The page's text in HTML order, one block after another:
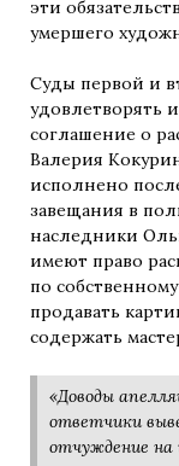
эти
умершего
Суды первой и
удовлетворять
соглашение о
Валерия
исполнено
завещания в
наследники
имеют право
по
продавать
содержать
«Доводы
ответчики
отчуждение на